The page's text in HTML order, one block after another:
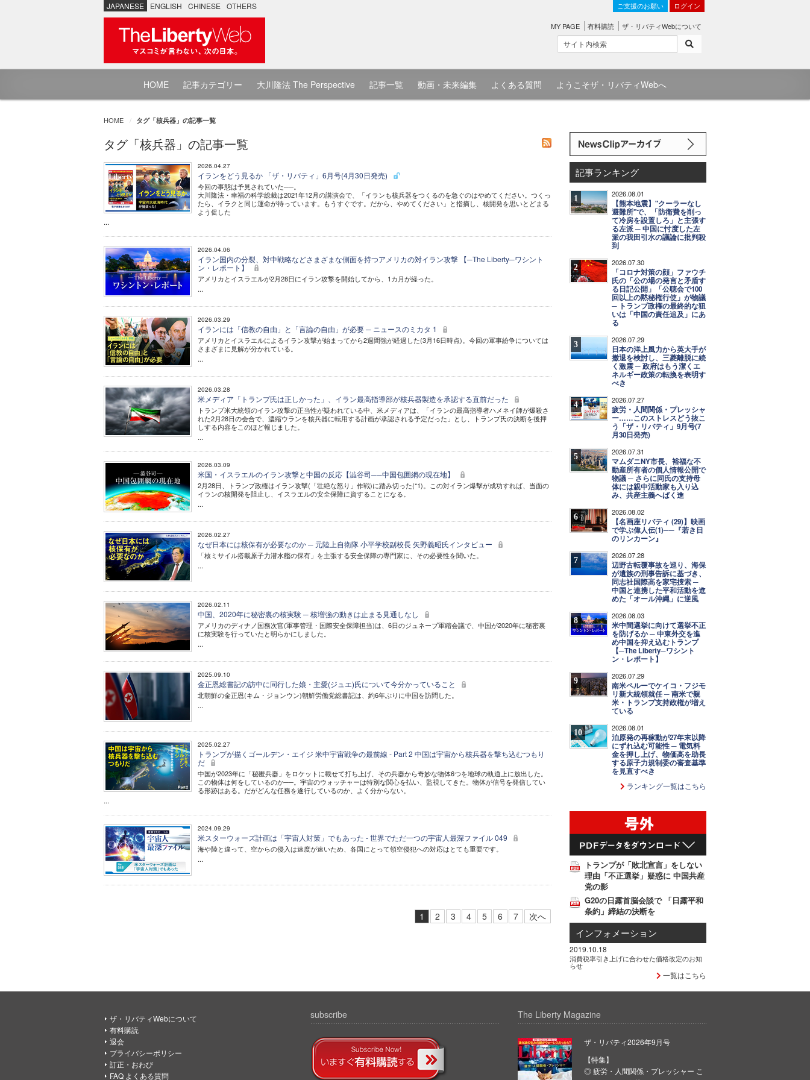
JAPANESE ENGLISH CHINESE OTHERS ご支援のお願い ログイン
MY PAGE 有料購読 ザ・リバティWebについて
HOME 記事カテゴリー 大川隆法 The Perspective 記事一覧 動画・未来編集 よくある質問 ようこそザ・リバティWebへ
HOME タグ「核兵器」の記事一覧
タグ「核兵器」の記事一覧
2026.04.27
イランをどう見るか 「ザ・リバティ」6月号(4月30日発売)
今回の事態は予見されていた──。
大川隆法・幸福の科学総裁は2021年12月の講演会で、「イランも核兵器をつくるのを急ぐのはやめてください。つくっ
たら、イラクと同じ運命が待っています。もうすぐです。だから、やめてください」と指摘し、核開発を思いとどまる
よう促した
...
2026.04.06
イラン国内の分裂、対中戦略などさまざまな側面を持つアメリカの対イラン攻撃 【─The Liberty─ワシント
ン・レポート】
アメリカとイスラエルが2月28日にイラン攻撃を開始してから、1カ月が経った。
...
2026.03.29
イランには「信教の自由」と「言論の自由」が必要 ─ ニュースのミカタ 1
アメリカとイスラエルによるイラン攻撃が始まってから2週間強が経過した(3月16日時点)。今回の軍事紛争については
さまざまに見解が分かれている。
...
2026.03.28
米メディア「トランプ氏は正しかった」、イラン最高指導部が核兵器製造を承認する直前だった
トランプ米大統領のイラン攻撃の正当性が疑われている中、米メディアは、「イランの最高指導者ハメネイ師が爆殺さ
れた2月28日の会合で、濃縮ウランを核兵器に転用する計画が承認される予定だった」とし、トランプ氏の決断を後押
しする内容をこのほど報じました。
...
2026.03.09
米国・イスラエルのイラン攻撃と中国の反応【澁谷司──中国包囲網の現在地】
2月28日、トランプ政権はイラン攻撃(「壮絶な怒り」作戦)に踏み切った(*1)。この対イラン爆撃が成功すれば、当面の
イランの核開発を阻止し、イスラエルの安全保障に資することになる。
...
2026.02.27
なぜ日本には核保有が必要なのか ─ 元陸上自衛隊 小平学校副校長 矢野義昭氏インタビュー
「核ミサイル搭載原子力潜水艦の保有」を主張する安全保障の専門家に、その必要性を聞いた。
...
2026.02.11
中国、2020年に秘密裏の核実験 ─ 核増強の動きは止まる見通しなし
アメリカのディナノ国務次官(軍事管理・国際安全保障担当)は、6日のジュネーブ軍縮会議で、中国が2020年に秘密裏
に核実験を行っていたと明らかにしました。
...
2025.09.10
金正恩総書記の訪中に同行した娘・主愛(ジュエ)氏について今分かっていること
北朝鮮の金正恩(キム・ジョンウン)朝鮮労働党総書記は、約6年ぶりに中国を訪問した。
...
2025.02.27
トランプが描くゴールデン・エイジ 米中宇宙戦争の最前線 - Part 2 中国は宇宙から核兵器を撃ち込むつもり
だ
中国が2023年に「秘匿兵器」をロケットに載せて打ち上げ、その兵器から奇妙な物体6つを地球の軌道上に放出した。
この物体は何をしているのか──。宇宙のウォッチャーは特別な関心を払い、監視してきた。物体が信号を発信してい
る形跡はある。だがどんな任務を遂行しているのか、よく分からない。
...
2024.09.29
米スターウォーズ計画は「宇宙人対策」でもあった - 世界でただ一つの宇宙人最深ファイル 049
海や陸と違って、空からの侵入は速度が速いため、各国にとって領空侵犯への対応はとても重要です。
...
1 2 3 4 5 6 7 次へ
記事ランキング
1 2026.08.01
【熊本地震】"クーラーなし
避難所"で、「防衛費を削っ
て冷房を設置しろ」と主張す
る左派 ─ 中国に忖度した左
派の我田引水の議論に批判殺
到
2 2026.07.30
「コロナ対策の顔」ファウチ
氏の「公の場の発言と矛盾す
る日記公開」「公聴会で100
回以上の黙秘権行使」が物議
─ トランプ政権の最終的な狙
いは「中国の責任追及」にあ
る
3 2026.07.29
日本の洋上風力から英大手が
撤退を検討し、三菱離脱に続
く激震 ─ 政府はもう潔くエ
ネルギー政策の転換を表明す
べき
4 2026.07.27
疲労・人間関係・プレッシャ
ー……このストレスどう抜こ
う「ザ・リバティ」9月号(7
月30日発売)
5 2026.07.31
マムダニNY市長、裕福な不
動産所有者の個人情報公開で
物議 ─ さらに同氏の支持母
体には親中活動家も入り込
み、共産主義へばく進
6 2026.08.02
【名画座リバティ (29)】映画
で学ぶ偉人伝(1)──『若き日
のリンカーン』
7 2026.07.28
辺野古転覆事故を巡り、海保
が遺族の刑事告訴に基づき、
同志社国際高を家宅捜索 ─
中国と連携した平和活動を進
めた「オール沖縄」に逆風
8 2026.08.03
米中間選挙に向けて選挙不正
を防げるか ─ 中東外交を進
め中国を抑え込むトランプ
【─The Liberty─ワシント
ン・レポート】
9 2026.07.29
南米ペルーでケイコ・フジモ
リ新大統領就任 ─ 南米で親
米・トランプ支持政権が増え
ている
10 2026.08.01
泊原発の再稼動が27年末以降
にずれ込む可能性 ─ 電気料
金を押し上げ、物価高を助長
する原子力規制委の審査基準
を見直すべき
ランキング一覧はこちら
トランプが「敗北宣言」をしない
理由「不正選挙」疑惑に 中国共産
党の影
G20の日露首脳会談で 「日露平和
条約」締結の決断を
インフォメーション
2019.10.18
消費税率引き上げに合わせた価格改定のお知
らせ
一覧はこちら
ザ・リバティWebについて
有料購読
退会
プライバシーポリシー
訂正・おわび
FAQ よくある質問
subscribe The Liberty Magazine
ザ・リバティ2026年9月号
【特集】
◎ 疲労・人間関係・プレッシャー こ